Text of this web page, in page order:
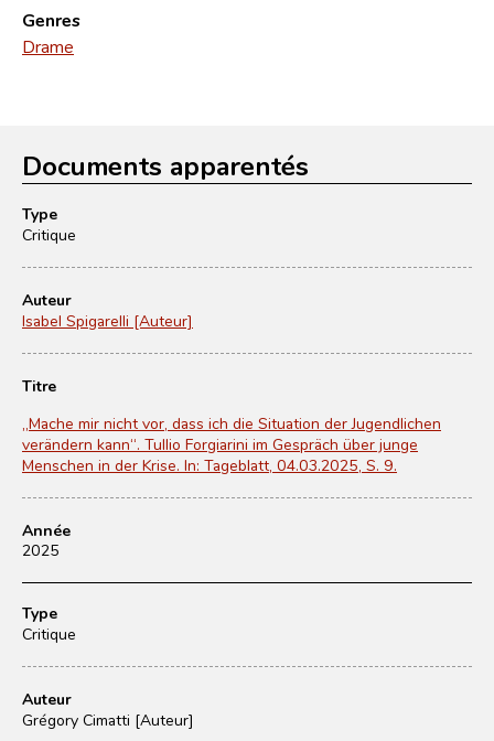
Genres
Drame
Documents apparentés
Type
Critique
Auteur
Isabel Spigarelli [Auteur]
Titre
„Mache mir nicht vor, dass ich die Situation der Jugendlichen
verändern kann“. Tullio Forgiarini im Gespräch über junge
Menschen in der Krise. In: Tageblatt, 04.03.2025, S. 9.
Année
2025
Type
Critique
Auteur
Grégory Cimatti [Auteur]